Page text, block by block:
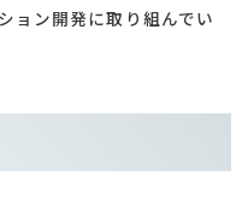
ョン開発に取り組んでい